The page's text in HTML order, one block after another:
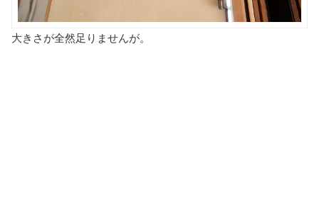
大きさが全然足りませんが。